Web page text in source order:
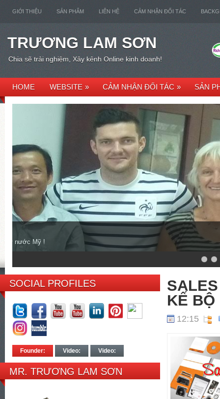
GIỚI THIỆU SẢN PHẨM LIÊN HỆ CẢM NHẬN ĐỐI TÁC
TRƯƠNG LAM SƠN
Chia sẽ trải nghiệm, Xây kênh Online kinh doanh!
HOME WEBSITE » CẢM NHẬN ĐỐI TÁC » SẢN
Mr. Trương Lam Sơn
Về Bến Tre họp gia đình, Mr Kim, Mr Song!
SOCIAL PROFILES
Founder: Video: Video:
MR. TRƯƠNG LAM SƠN
KẾ BỘ
12:15